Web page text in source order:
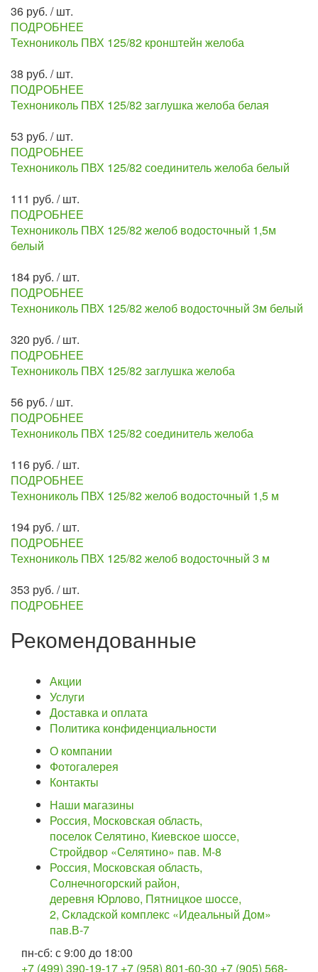
36 руб. / шт.
ПОДРОБНЕЕ
Технониколь ПВХ 125/82 кронштейн желоба
38 руб. / шт.
ПОДРОБНЕЕ
Технониколь ПВХ 125/82 заглушка желоба белая
53 руб. / шт.
ПОДРОБНЕЕ
Технониколь ПВХ 125/82 соединитель желоба белый
111 руб. / шт.
ПОДРОБНЕЕ
Технониколь ПВХ 125/82 желоб водосточный 1,5м
белый
184 руб. / шт.
ПОДРОБНЕЕ
Технониколь ПВХ 125/82 желоб водосточный 3м белый
320 руб. / шт.
ПОДРОБНЕЕ
Технониколь ПВХ 125/82 заглушка желоба
56 руб. / шт.
ПОДРОБНЕЕ
Технониколь ПВХ 125/82 соединитель желоба
116 руб. / шт.
ПОДРОБНЕЕ
Технониколь ПВХ 125/82 желоб водосточный 1,5 м
194 руб. / шт.
ПОДРОБНЕЕ
Технониколь ПВХ 125/82 желоб водосточный 3 м
353 руб. / шт.
ПОДРОБНЕЕ
Рекомендованные
Акции
Услуги
Доставка и оплата
Политика конфиденциальности
О компании
Фотогалерея
Контакты
Наши магазины
Россия, Московская область,
поселок Селятино, Киевское шоссе,
Стройдвор «Селятино» пав. М-8
Россия, Московская область,
Солнечногорский район,
деревня Юрлово, Пятницкое шоссе,
2, Cкладской комплекс «Идеальный Дом»
пав.В-7
пн-сб: с 9:00 до 18:00
+7 (499) 390-19-17 +7 (958) 801-60-30 +7 (905) 568-